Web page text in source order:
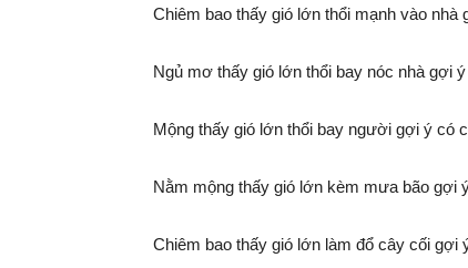
Chiêm bao thấy gió lớn thổi mạnh vào nhà
Ngủ mơ thấy gió lớn thổi bay nóc nhà gợi
Mộng thấy gió lớn thổi bay người gợi ý có
Nằm mộng thấy gió lớn kèm mưa bão gợi
Chiêm bao thấy gió lớn làm đổ cây cối gợi